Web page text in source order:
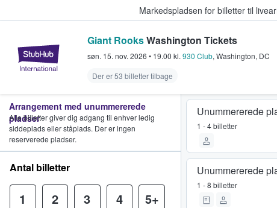
Markedspladsen for billetter til
StubHub - Hvor fans køber og
Giant RooksWashington Tickets
søn. 15. nov. 2026 • 19.00 kl. 930 Club, Washington, DC
Der er 53 billetter tilbage
Unummererede
1 - 4 billetter
Unummererede
1 - 8 billetter
Arrangement med unummererede
pladser
Alle billetter giver dig adgang til enhver ledig
siddeplads eller ståplads. Der er ingen
reserverede pladser.
Antal billetter
1 2 3 4 5+